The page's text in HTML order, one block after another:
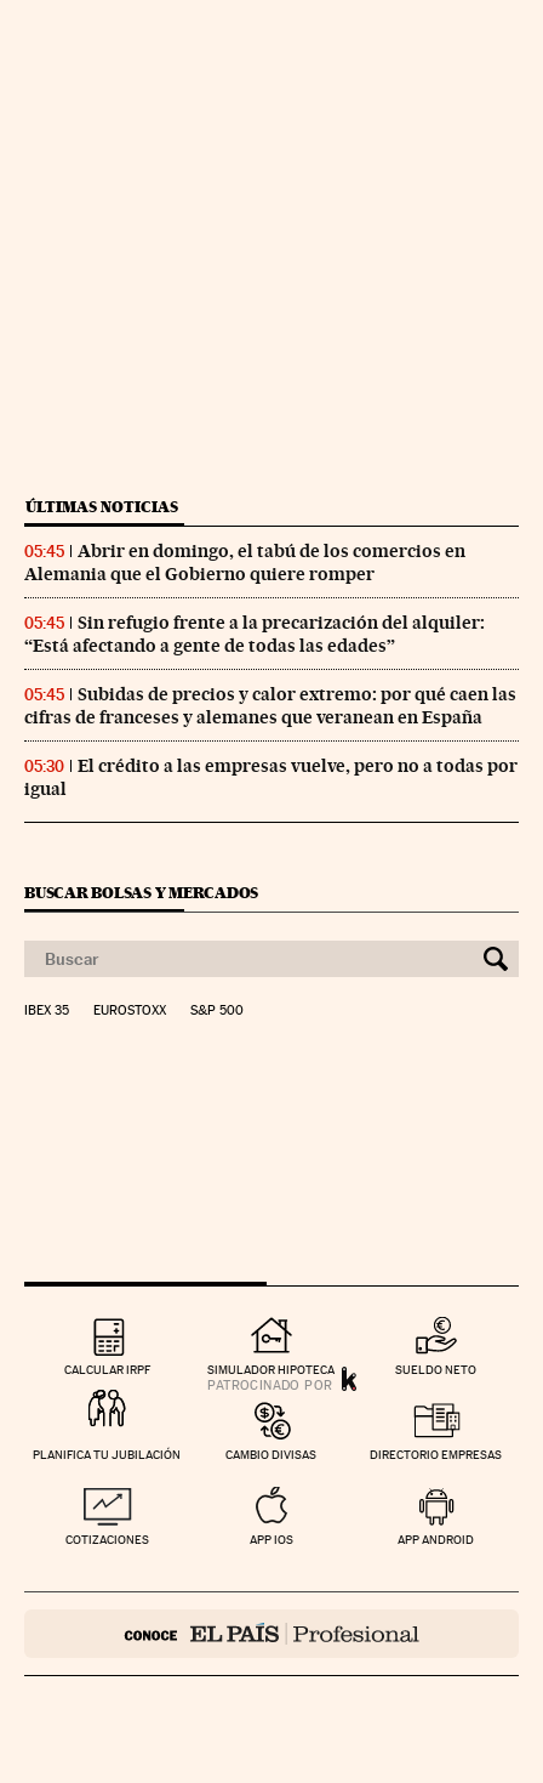
ÚLTIMAS NOTICIAS
05:45
Abrir en domingo, el tabú de los comercios en
Alemania que el Gobierno quiere romper
05:45
Sin refugio frente a la precarización del alquiler:
“Está afectando a gente de todas las edades”
05:45
Subidas de precios y calor extremo: por qué caen las
cifras de franceses y alemanes que veranean en España
05:30
El crédito a las empresas vuelve, pero no a todas por
igual
BUSCAR BOLSAS Y MERCADOS
IBEX 35 EUROSTOXX S&P 500
CALCULAR IRPF SIMULADOR HIPOTECA SUELDO NETO
PLANIFICA TU JUBILACIÓN CAMBIO DIVISAS DIRECTORIO EMPRESAS
COTIZACIONES APP IOS APP ANDROID